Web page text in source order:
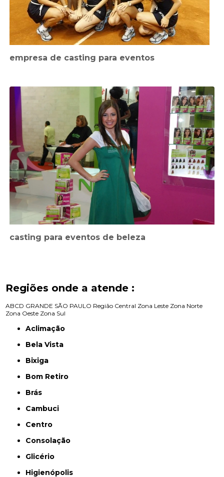
empresa de casting para eventos
casting para eventos de beleza
Regiões onde a atende :
ABCD GRANDE SÃO PAULO Região Central Zona Leste Zona Norte
Zona Oeste Zona Sul
Aclimação
Bela Vista
Bixiga
Bom Retiro
Brás
Cambuci
Centro
Consolação
Glicério
Higienópolis